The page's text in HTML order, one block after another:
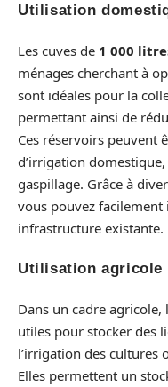
Utilisation
Les cuves de 1 000
ménages cherchant à
sont idéales pour la
permettant ainsi de
Ces réservoirs peuvent
d’irrigation
gaspillage. Grâce à
vous pouvez facilement
infrastructure existante.
Utilisation agricole
Dans un cadre agricole,
utiles pour stocker des
l’irrigation des cultures
Elles permettent un